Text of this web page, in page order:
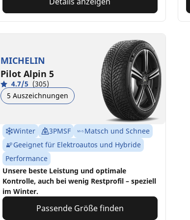
MICHELIN
Pilot Alpin 5
4.7/5 (305)
5 Auszeichnungen
Winter 3PMSF
Matsch und Schnee
Geeignet für Elektroautos und Hybride
Performance
Unsere beste Leistung und optimale
Kontrolle, auch bei wenig Restprofil – speziell
im Winter.
Passende Größe finden